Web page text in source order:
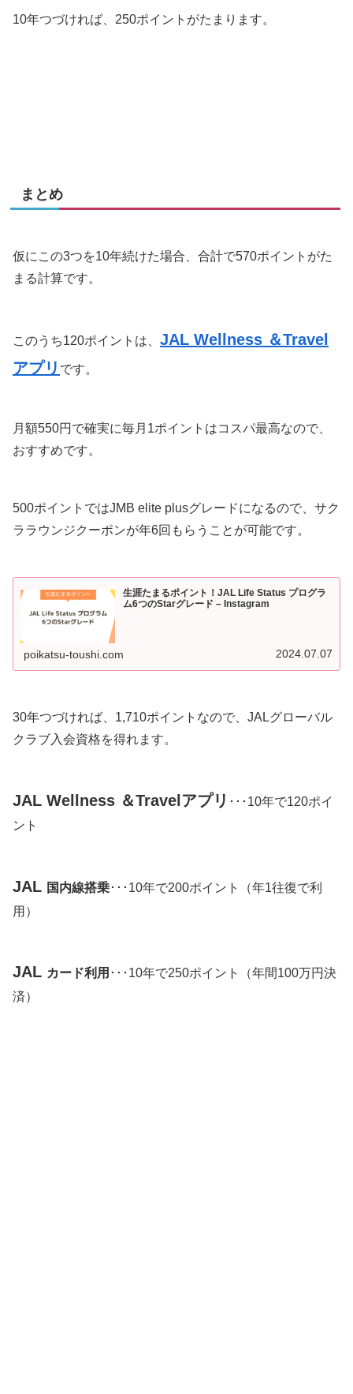
10年つづければ、250ポイントがたまります。
まとめ
仮にこの3つを10年続けた場合、合計で570ポイントがた
まる計算です。
このうち120ポイントは、 JAL Wellness ＆Travel
アプリ です。
月額550円で確実に毎月1ポイントはコスパ最高なので、
おすすめです。
500ポイントではJMB elite plusグレードになるので、サク
ララウンジクーポンが年6回もらうことが可能です。
生涯たまるポイント！JAL Life Status プログラ
ム6つのStarグレード – Instagram
poikatsu-toushi.com 2024.07.07
30年つづければ、1,710ポイントなので、JALグローバル
クラブ入会資格を得れます。
JAL Wellness ＆Travelアプリ ･･･10年で120ポイ
ント
JAL 国内線搭乗･･･10年で200ポイント（年1往復で利
用）
JAL カード利用 ･･･10年で250ポイント（年間100万円決
済）